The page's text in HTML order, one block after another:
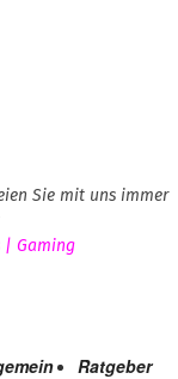
Sie mit uns immer
| Gaming
Ratgeber